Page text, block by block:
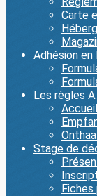
Carte
Adhésion en
Les règles
Stage de
Fiches